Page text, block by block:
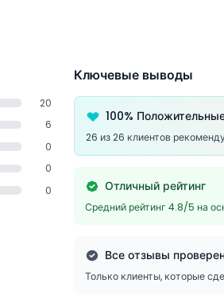
20
6
0
0
0
Ключевые выводы
100%
26 из 26 клиентов
Отличный рейтинг
Средний рейтинг 4.8/5 на
Все отзывы
Только клиенты, которые